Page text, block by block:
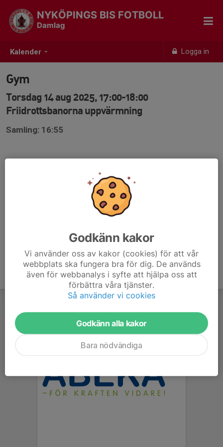
Kalender Logga in
NYKÖPINGS BIS FOTBOLL
Damlag
Gym
Torsdag 14 aug 2025, 17:00-18:00
Friidrottsbanorna uppvärmning
Samling: 16:55
Godkänn kakor
Vi använder oss av kakor (cookies) för att vår
webbplats ska fungera bra för dig. De används
även för webbanalys i syfte att hjälpa oss att
förbättra våra tjänster.
Så använder vi cookies
Godkänn alla kakor
Bara nödvändiga